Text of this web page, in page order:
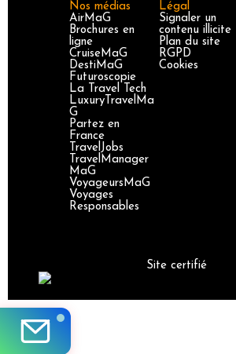
Nos médias
AirMaG
Brochures en
ligne
CruiseMaG
DestiMaG
Futuroscopie
La Travel Tech
LuxuryTravelMa
G
Partez en
France
TravelJobs
TravelManager
MaG
VoyageursMaG
Voyages
Responsables
Légal
Signaler un
contenu illicite
Plan du site
RGPD
Cookies
Site certifié